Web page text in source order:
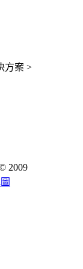
方案 >
2009